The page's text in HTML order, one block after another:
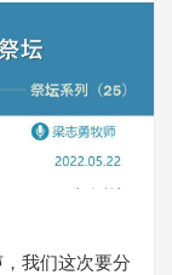
我们这次要分